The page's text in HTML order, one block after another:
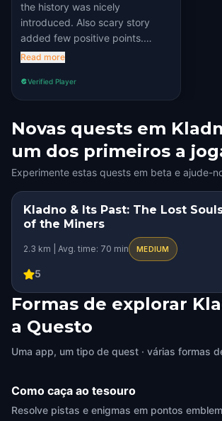
the history was nicely
introduced. Also scary story
added few positive points.
Really recommend 🤩
Read more
Verified Player
Novas quests em
um dos primeiros a
Experimente estas quests em beta e ajude-
STEP INTO THE
Kladno & Its Past: The Lost
of the Miners
2.3 km | Avg. time: 70 min MEDIUM
5
Formas de explorar
a Questo
Uma app, um tipo de quest · várias formas
Como caça ao tesouro
Resolve pistas e enigmas em pontos